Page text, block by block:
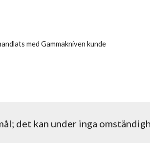
med Gammakniven kunde
det kan under inga